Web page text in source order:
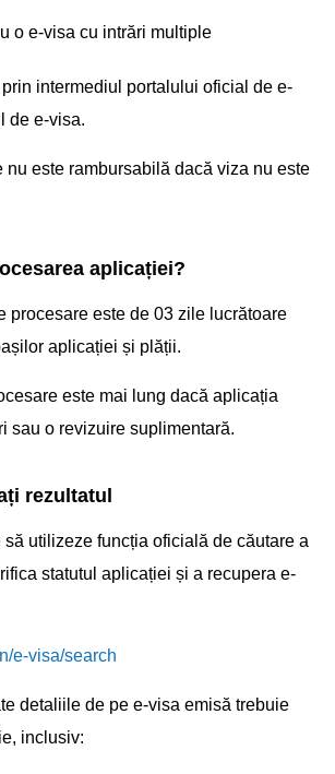
o e-visa cu intrări multiple
intermediul portalului oficial de e-
de e-visa.
nu este rambursabilă dacă viza nu este
aplicației?
procesare este de 03 zile lucrătoare
aplicației și plății.
este mai lung dacă aplicația
sau o revizuire suplimentară.
rezultatul
utilizeze funcția oficială de căutare a
statutul aplicației și a recupera e-
e-visa/search
detaliile de pe e-visa emisă trebuie
inclusiv: